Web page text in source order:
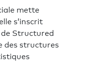
mette
s’inscrit
Structured
des structures